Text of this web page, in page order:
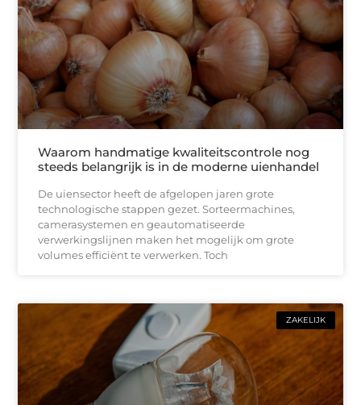
Waarom handmatige kwaliteitscontrole nog
steeds belangrijk is in de moderne uienhandel
De uiensector heeft de afgelopen jaren grote
technologische stappen gezet. Sorteermachines,
camerasystemen en geautomatiseerde
verwerkingslijnen maken het mogelijk om grote
volumes efficiënt te verwerken. Toch
ZAKELIJK